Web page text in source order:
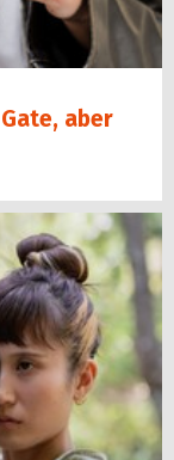
aber